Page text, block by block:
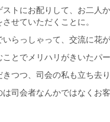
トにお配りして、お二人
せていただくことに。
らっしゃって、交流に花が
とでメリハリがきいたパ
つつ、司会の私も立ち去
司会者なんかではなくお